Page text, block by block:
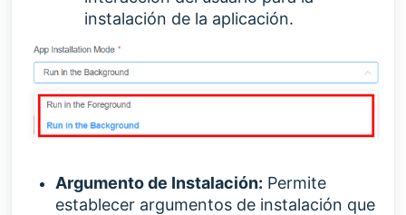
instalación de la aplicación.
Argumento de Instalación: Permite
establecer argumentos de instalación que